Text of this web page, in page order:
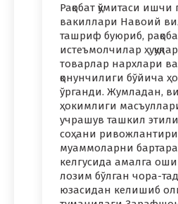
Рақобат қўмитаси ишчи
вакиллари Навоий
ташриф буюриб,
истеъмолчилар
товарлар нархлари
қонунчилиги бўйича
ўрганди. Жумладан,
ҳокимлиги
учрашув ташкил
соҳани
муаммоларни
келгусида амалга
лозим бўлган чора-
юзасидан келишиб